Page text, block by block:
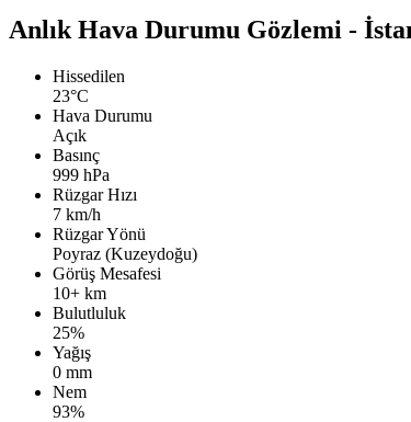
Anlık Hava Durumu Gözlemi -
Hissedilen
23°C
Hava Durumu
Açık
Basınç
999 hPa
Rüzgar Hızı
7 km/h
Rüzgar Yönü
Poyraz (Kuzeydoğu)
Görüş Mesafesi
10+ km
Bulutluluk
25%
Yağış
0 mm
Nem
93%